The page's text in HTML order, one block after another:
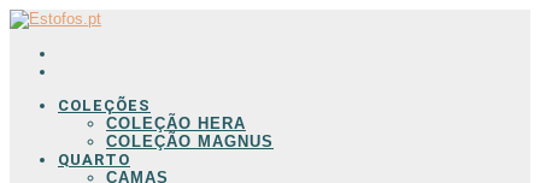
COLEÇÕES
COLEÇÃO HERA
COLEÇÃO MAGNUS
QUARTO
CAMAS